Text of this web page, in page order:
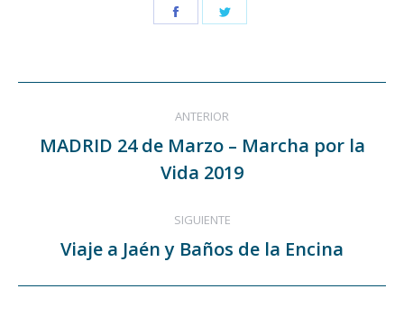
Share
Navegación
entre
publicaciones
ANTERIOR
Publicación
anterior:
MADRID 24 de Marzo – Marcha por la
Vida 2019
SIGUIENTE
Publicación
Viaje a Jaén y Baños de la Encina